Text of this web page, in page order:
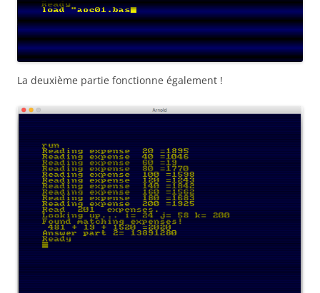
La deuxième partie fonctionne également !